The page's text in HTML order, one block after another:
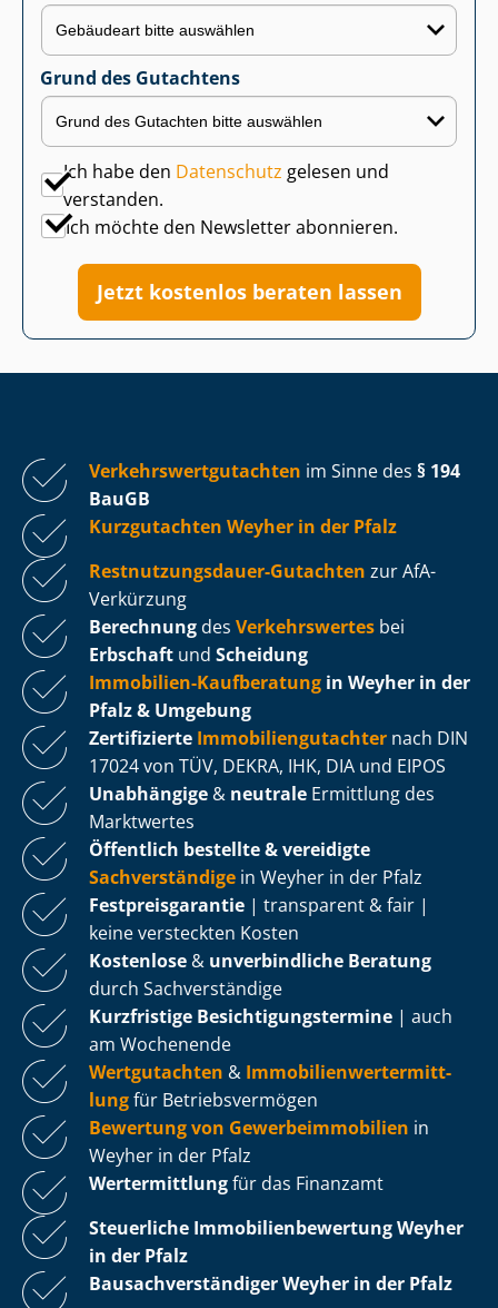
Grund des Gutachtens
Ich habe den Datenschutz gelesen und
verstanden.
Ich möchte den Newsletter abonnieren.
Jetzt kostenlos beraten lassen
Ver­kehrs­wert­gut­ach­ten im Sinne des § 194
BauGB
Kurzgutachten Weyher in der Pfalz
Rest­nut­zungs­dau­er-Gutachten zur AfA-
Verkürzung
Berechnung des Verkehrswertes bei
Erbschaft und Scheidung
Immobilien-Kaufberatung in Weyher in der
Pfalz & Umgebung
Zertifizierte Im­mo­bi­li­en­gut­ach­ter nach DIN
17024 von TÜV, DEKRA, IHK, DIA und EIPOS
Unabhängige & neutrale Ermittlung des
Marktwertes
Öffentlich bestellte & vereidigte
Sachverständige in Weyher in der Pfalz
Fest­preis­ga­ran­tie | transparent & fair |
keine versteckten Kosten
Kostenlose & unverbindliche Beratung
durch Sachverständige
Kurzfristige Be­sich­ti­gungs­ter­mi­ne | auch
am Wochenende
Wertgutachten & Im­mo­bi­li­en­wert­ermitt­
lungfür Be­triebs­ver­mö­gen
Bewertung von Ge­wer­be­im­mo­bi­li­en in
Weyher in der Pfalz
Wertermittlungfür das Finanzamt
Steuerliche Im­mo­bi­li­en­be­wer­tungWeyher
in der Pfalz
Bau­sach­ver­stän­di­ger Weyher in der Pfalz